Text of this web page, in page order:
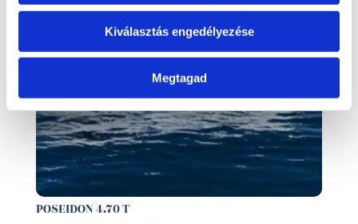
Kiválasztás engedélyezése
Megtagad
POSEIDON 4.70 T